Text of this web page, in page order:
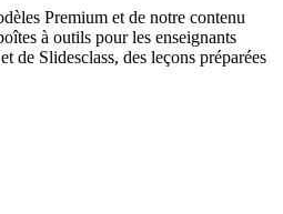
Premium et de notre contenu
à outils pour les enseignants
de Slidesclass, des leçons préparées